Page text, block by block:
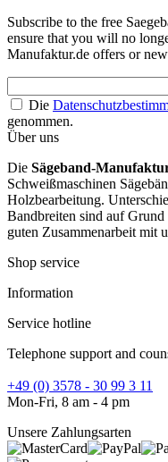
Subscribe to the free
ensure that you will no
Manufaktur.de offers or
Die
genommen.
Über uns
Die Sägeband-
Schweißmaschinen
Holzbearbeitung.
Bandbreiten sind auf
guten Zusammenarbeit mit
Shop service
Information
Service hotline
Telephone support and
+49 (0) 3578 - 30 99 3 11
Mon-Fri, 8 am - 4 pm
Unsere Zahlungsarten